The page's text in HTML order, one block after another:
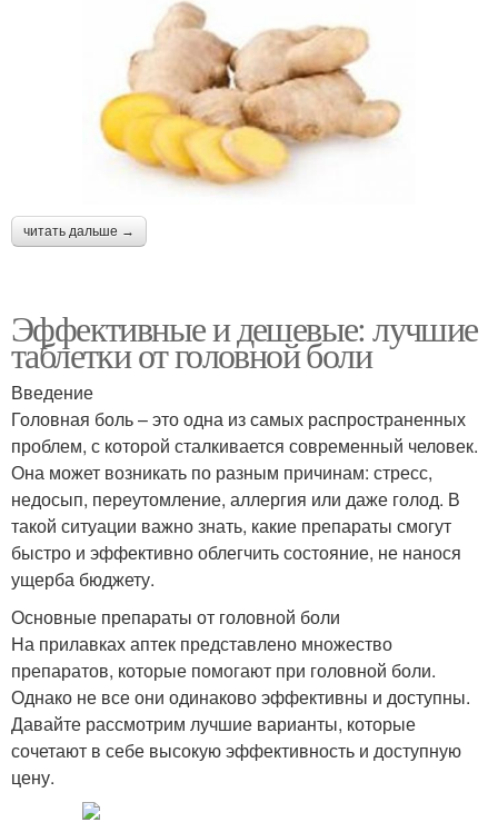
читать дальше →
Эффективные и дешевые: лучшие
таблетки от головной боли
Введение
Головная боль – это одна из самых распространенных
проблем, с которой сталкивается современный человек.
Она может возникать по разным причинам: стресс,
недосып, переутомление, аллергия или даже голод. В
такой ситуации важно знать, какие препараты смогут
быстро и эффективно облегчить состояние, не нанося
ущерба бюджету.
Основные препараты от головной боли
На прилавках аптек представлено множество
препаратов, которые помогают при головной боли.
Однако не все они одинаково эффективны и доступны.
Давайте рассмотрим лучшие варианты, которые
сочетают в себе высокую эффективность и доступную
цену.